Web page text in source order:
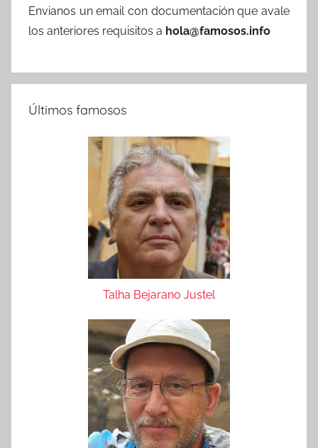
Envianos un email con documentación que avale
los anteriores requisitos a hola@famosos.info
Últimos famosos
Talha Bejarano Justel